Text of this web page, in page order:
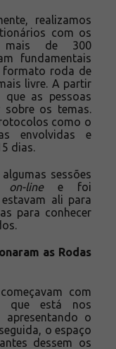
realizamos
com os
mais de 300
fundamentais
formato roda de
livre. A partir
que as pessoas
sobre os temas.
como o
envolvidas e
dias.
sessões
on-linee foi
ali para
para conhecer
as Rodas
com
que está nos
o
o espaço
dessem os